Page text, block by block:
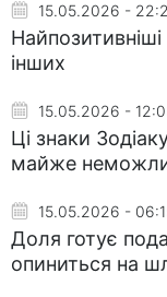
15.05.2026 -
інших
15.05.2026 -
Ці знаки
майже
15.05.2026 -
Доля готує
опиниться на